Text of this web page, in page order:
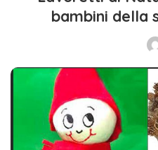
bambini della